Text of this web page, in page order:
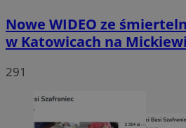
Nowe WIDEO ze
w Katowicach na
291